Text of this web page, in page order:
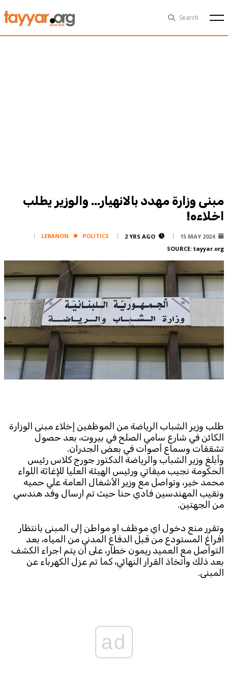
Search
Sat, Aug 8th 29°C
Corporate
FPM
Services
Horoscope
Polls
Jobs
Writers
Legal
Cookies Policy
Subscribe to the newsletter
© 2025. All Rights Reserved. By Koein
مبنى وزارة مهدد بالانهيار... والوزير يطلب
اخلاءه!
15 MAY 2024
2 YRS AGO
LEBANON
POLITICS
SOURCE: tayyar.org
طلب وزير الشباب الرياضة من الموظفين إخلاء مبنى الوزارة
الكائن في شارع سامي الصلح في بيروت، بعد حصول
تشققات وسماع أصوات في بعض الجدران.
وأبلغ وزير الشباب والرياضة الدكتور جورج كلاس رئيس
الحكومة نجيب ميقاتي ورئيس الهيئة العليا للإغاثة اللواء
محمد خير، وتواصل مع وزير الأشغال العامة علي حميه
ونقيب المهندسين فادي حنا حيث تم ارسال وفد هندسي
من الجهتين.
وتقرر منع دخول اي موظف او مواطن إلى المبنى بانتظار
افراغ المستودع من قبل الدفاع المدني من المياه، بعد
التواصل مع العميد ريمون خطار، على ان يتم اجراء الكشف
بعد ذلك واتخاذ القرار النهائي، كما تم عزل الكهرباء عن
المبنى.
ad